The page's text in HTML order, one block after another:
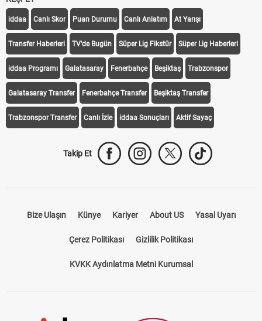
KEŞFET
iddaa Canlı Skor Puan Durumu Canlı Anlatım At Yarışı
Transfer Haberleri TV'de Bugün Süper Lig Fikstür Süper Lig Haberleri
iddaa Programı Galatasaray Fenerbahçe Beşiktaş Trabzonspor
Galatasaray Transfer Fenerbahçe Transfer Beşiktaş Transfer
Canlı İzle iddaa Sonuçları Aktif Sayaç
Künye Kariyer About US
Çerez Politikası Gizlilik Politikası